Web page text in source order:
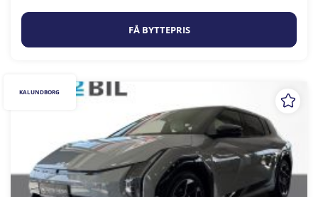
FÅ BYTTEPRIS
KALUNDBORG